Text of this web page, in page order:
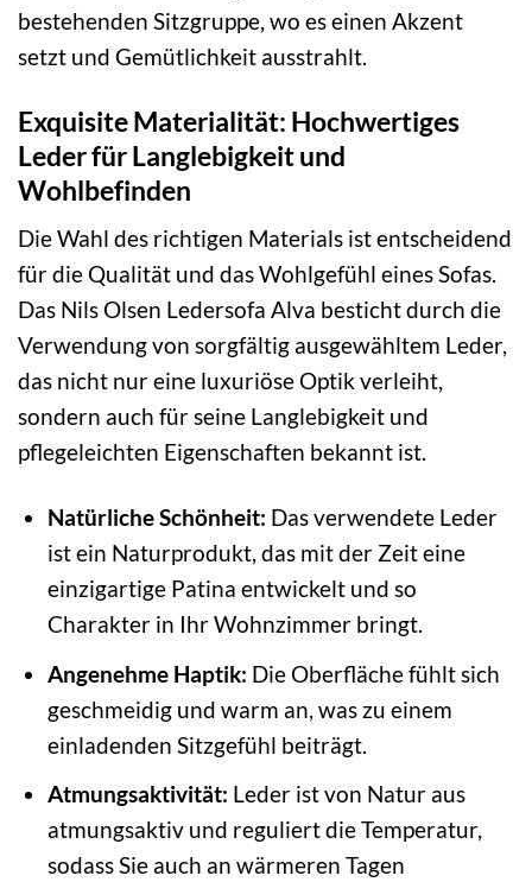
bestehenden Sitzgruppe, wo es einen Akzent
setzt und Gemütlichkeit ausstrahlt.
Exquisite Materialität: Hochwertiges
Leder für Langlebigkeit und
Wohlbefinden
Die Wahl des richtigen Materials ist entscheidend
für die Qualität und das Wohlgefühl eines Sofas.
Das Nils Olsen Ledersofa Alva besticht durch die
Verwendung von sorgfältig ausgewähltem Leder,
das nicht nur eine luxuriöse Optik verleiht,
sondern auch für seine Langlebigkeit und
pflegeleichten Eigenschaften bekannt ist.
Natürliche Schönheit: Das verwendete Leder
ist ein Naturprodukt, das mit der Zeit eine
einzigartige Patina entwickelt und so
Charakter in Ihr Wohnzimmer bringt.
Angenehme Haptik: Die Oberfläche fühlt sich
geschmeidig und warm an, was zu einem
einladenden Sitzgefühl beiträgt.
Atmungsaktivität: Leder ist von Natur aus
atmungsaktiv und reguliert die Temperatur,
sodass Sie auch an wärmeren Tagen